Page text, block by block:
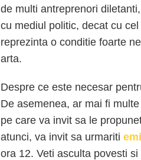
de multi antreprenori
cu mediul politic, decat cu
reprezinta o conditie foarte
arta.
Despre ce este necesar
De asemenea, ar mai fi
pe care va invit sa le
atunci, va invit sa urmariti
ora 12. Veti asculta povesti